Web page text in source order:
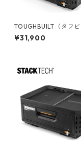
TOUGHBUILT（タフビ
TACK TECH(スタック
3ドロワーボックス（
¥31,900